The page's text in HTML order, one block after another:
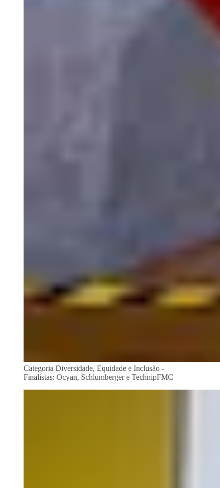
Categoria Diversidade, Equidade e Inclusão -
Finalistas: Ocyan, Schlumberger e TechnipFMC